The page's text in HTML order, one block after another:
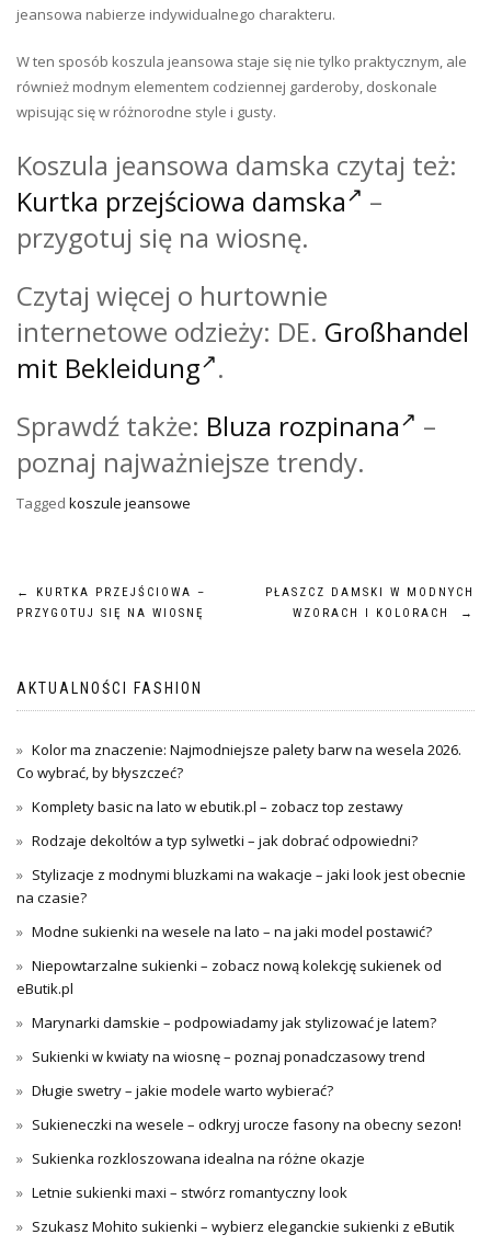
jeansowa nabierze indywidualnego charakteru.
W ten sposób koszula jeansowa staje się nie tylko praktycznym, ale
również modnym elementem codziennej garderoby, doskonale
wpisując się w różnorodne style i gusty.
Koszula jeansowa damska czytaj też:
Kurtka przejściowa damska
–
przygotuj się na wiosnę.
Czytaj więcej o hurtownie
internetowe odzieży: DE. Großhandel
mit Bekleidung .
Sprawdź także: Bluza rozpinana
–
poznaj najważniejsze trendy.
Tagged koszule jeansowe
Nawigacja
←
KURTKA PRZEJŚCIOWA –
PRZYGOTUJ SIĘ NA WIOSNĘ
PŁASZCZ DAMSKI W MODNYCH
WZORACH I KOLORACH
→
AKTUALNOŚCI FASHION
Kolor ma znaczenie: Najmodniejsze palety barw na wesela 2026.
Co wybrać, by błyszczeć?
Komplety basic na lato w ebutik.pl – zobacz top zestawy
Rodzaje dekoltów a typ sylwetki – jak dobrać odpowiedni?
Stylizacje z modnymi bluzkami na wakacje – jaki look jest obecnie
na czasie?
Modne sukienki na wesele na lato – na jaki model postawić?
Niepowtarzalne sukienki – zobacz nową kolekcję sukienek od
eButik.pl
Marynarki damskie – podpowiadamy jak stylizować je latem?
Sukienki w kwiaty na wiosnę – poznaj ponadczasowy trend
Długie swetry – jakie modele warto wybierać?
Sukieneczki na wesele – odkryj urocze fasony na obecny sezon!
Sukienka rozkloszowana idealna na różne okazje
Letnie sukienki maxi – stwórz romantyczny look
Szukasz Mohito sukienki – wybierz eleganckie sukienki z eButik